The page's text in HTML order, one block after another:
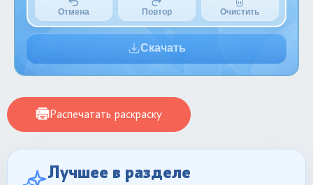
Отмена Повтор Очистить
Скачать
Распечатать раскраску
Лучшее в разделе